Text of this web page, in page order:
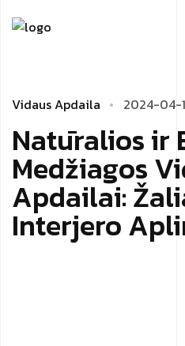
Vidaus Apdaila 2024-04-
Natūralios ir
Medžiagos
Apdailai:
Interjero